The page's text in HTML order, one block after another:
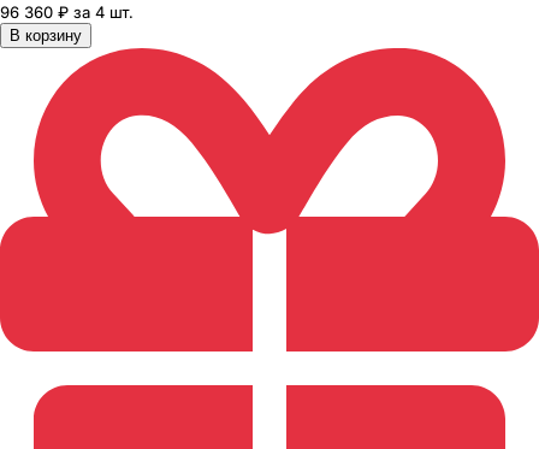
96 360 ₽ за 4 шт.
В корзину